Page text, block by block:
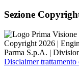
Sezione
Copyright 2026 |
Parma S.p.A. |
Disclaimer trattamento